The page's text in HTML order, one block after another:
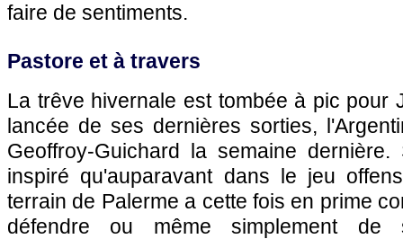
faire de sentiments.
Pastore et à travers
La trêve hivernale est tombée à pic pour
lancée de ses dernières sorties,
Geoffroy-Guichard la semaine
inspiré qu'auparavant dans le jeu
terrain de Palerme a cette fois en prime
défendre ou même simplement de